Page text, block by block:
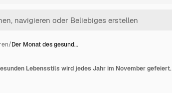
/Der Monat des gesund…
Lebensstils wird jedes Jahr im November gefeiert.